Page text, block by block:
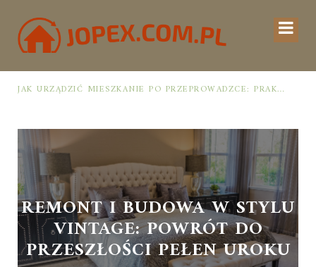
JAK URZĄDZIĆ MIESZKANIE PO PRZEPROWADZCE: PRAKTYCZNY PLAN OD ROZPAKOWANIA DO PRZYTULNEJ PRZESTRZENI
REMONT I BUDOWA W STYLU
VINTAGE: POWRÓT DO
PRZESZŁOŚCI PEŁEN UROKU